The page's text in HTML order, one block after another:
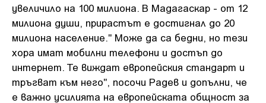
увеличило на 100 милиона. В Мадагаскар - от 12
милиона души, прирастът е достигнал до 20
милиона население." Може да са бедни, но тези
хора имат мобилни телефони и достъп до
интернет. Те виждат европейския стандарт и
тръгват към него", посочи Радев и допълни, че
е важно усилията на европейската общност за